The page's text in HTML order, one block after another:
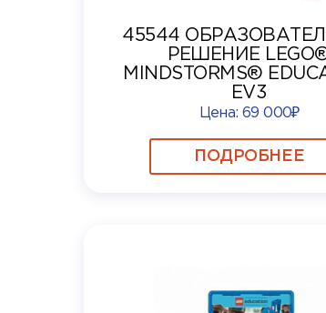
45544
РЕШЕНИЕ
MINDSTORMS®
EV3
Цена: 69 000₽
ПОДРОБНЕЕ